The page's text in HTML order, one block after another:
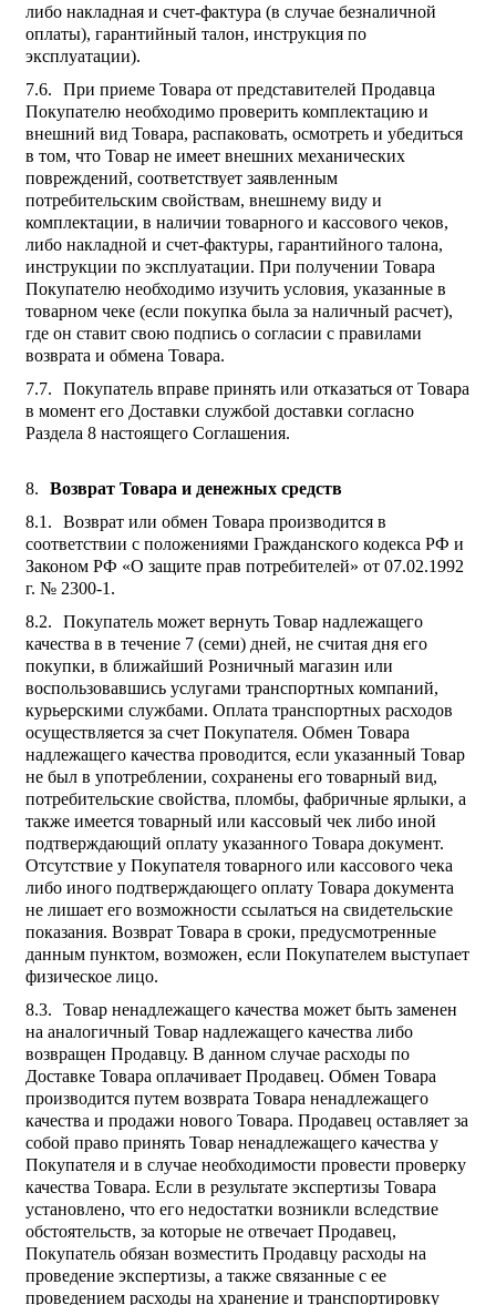
либо накладная и счет-фактура (в случае безналичной
оплаты), гарантийный талон, инструкция по
эксплуатации).
При приеме Товара от представителей Продавца
Покупателю необходимо проверить комплектацию и
внешний вид Товара, распаковать, осмотреть и убедиться
в том, что Товар не имеет внешних механических
повреждений, соответствует заявленным
потребительским свойствам, внешнему виду и
комплектации, в наличии товарного и кассового чеков,
либо накладной и счет-фактуры, гарантийного талона,
инструкции по эксплуатации. При получении Товара
Покупателю необходимо изучить условия, указанные в
товарном чеке (если покупка была за наличный расчет),
где он ставит свою подпись о согласии с правилами
возврата и обмена Товара.
Покупатель вправе принять или отказаться от Товара
в момент его Доставки службой доставки согласно
Раздела 8 настоящего Соглашения.
Возврат Товара и денежных средств
Возврат или обмен Товара производится в
соответствии с положениями Гражданского кодекса РФ и
Законом РФ «О защите прав потребителей» от 07.02.1992
г. № 2300-1.
Покупатель может вернуть Товар надлежащего
качества в в течение 7 (семи) дней, не считая дня его
покупки, в ближайший Розничный магазин или
воспользовавшись услугами транспортных компаний,
курьерскими службами. Оплата транспортных расходов
осуществляется за счет Покупателя. Обмен Товара
надлежащего качества проводится, если указанный Товар
не был в употреблении, сохранены его товарный вид,
потребительские свойства, пломбы, фабричные ярлыки, а
также имеется товарный или кассовый чек либо иной
подтверждающий оплату указанного Товара документ.
Отсутствие у Покупателя товарного или кассового чека
либо иного подтверждающего оплату Товара документа
не лишает его возможности ссылаться на свидетельские
показания. Возврат Товара в сроки, предусмотренные
данным пунктом, возможен, если Покупателем выступает
физическое лицо.
Товар ненадлежащего качества может быть заменен
на аналогичный Товар надлежащего качества либо
возвращен Продавцу. В данном случае расходы по
Доставке Товара оплачивает Продавец. Обмен Товара
производится путем возврата Товара ненадлежащего
качества и продажи нового Товара. Продавец оставляет за
собой право принять Товар ненадлежащего качества у
Покупателя и в случае необходимости провести проверку
качества Товара. Если в результате экспертизы Товара
установлено, что его недостатки возникли вследствие
обстоятельств, за которые не отвечает Продавец,
Покупатель обязан возместить Продавцу расходы на
проведение экспертизы, а также связанные с ее
проведением расходы на хранение и транспортировку